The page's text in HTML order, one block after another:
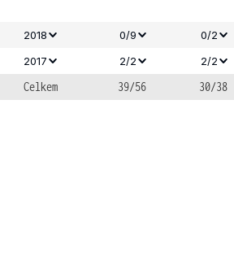
2018 0/9 0/2
2017
2/2 2/2
Celkem
39/56 30/38